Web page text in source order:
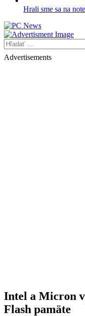
Hrali sme sa na
Hľadať:
Advertisements
Intel a Micron
Flash pamäte